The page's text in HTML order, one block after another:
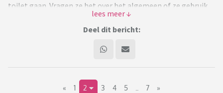
toilet gaan. Vragen ze het over het algemeen of ze gebruik
mogen maken van het toilet of doen ze dat zonder te
zomaar bij een vreemde naar het toilet gaan zonder het te
Deel dit bericht:
« 1 2 3 4 5 7 »